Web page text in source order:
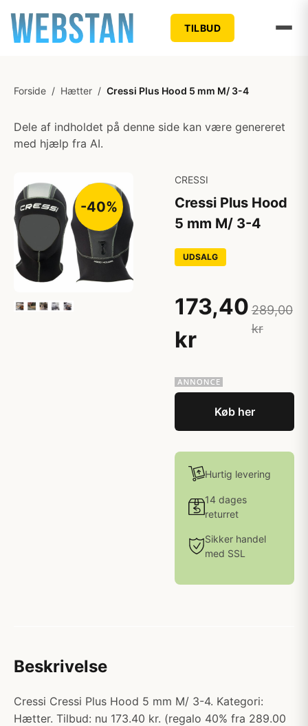
TILBUD
Forside / Hætter / Cressi Plus Hood 5 mm M/ 3-4
Dele af indholdet på denne side kan være genereret
med hjælp fra AI.
-40%
CRESSI
Cressi Plus Hood
5 mm M/ 3-4
UDSALG
173,40
kr
289,00
kr
Køb her
Hurtig levering
14 dages
returret
Sikker handel
med SSL
Beskrivelse
Cressi Cressi Plus Hood 5 mm M/ 3-4. Kategori:
Hætter. Tilbud: nu 173.40 kr. (regalo 40% fra 289.00